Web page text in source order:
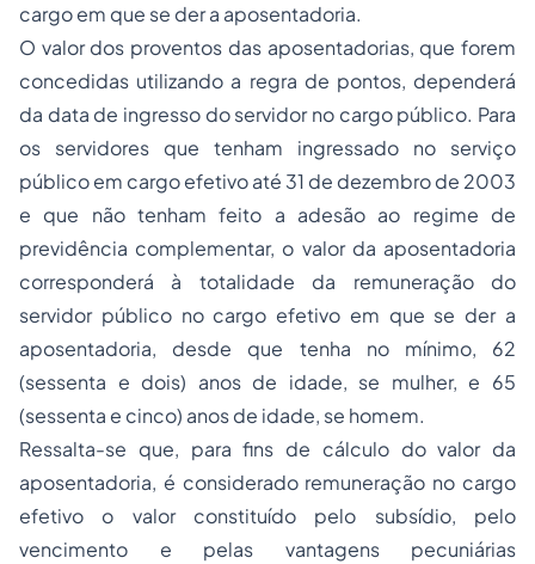
cargo em que se der a aposentadoria.
O valor dos proventos das aposentadorias, que forem
concedidas utilizando a regra de pontos, dependerá
da data de ingresso do servidor no cargo público. Para
os servidores que tenham ingressado no serviço
público em cargo efetivo até 31 de dezembro de 2003
e que não tenham feito a adesão ao regime de
previdência complementar, o valor da aposentadoria
corresponderá à totalidade da remuneração do
servidor público no cargo efetivo em que se der a
aposentadoria, desde que tenha no mínimo, 62
(sessenta e dois) anos de idade, se mulher, e 65
(sessenta e cinco) anos de idade, se homem.
Ressalta-se que, para fins de cálculo do valor da
aposentadoria, é considerado remuneração no cargo
efetivo o valor constituído pelo subsídio, pelo
vencimento e pelas vantagens pecuniárias